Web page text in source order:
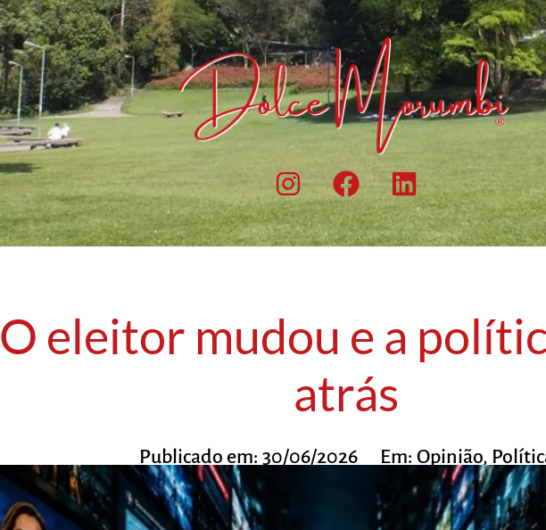
O eleitor mudou e a
atrás
Publicado em: 30/06/2026 Em: Opinião,